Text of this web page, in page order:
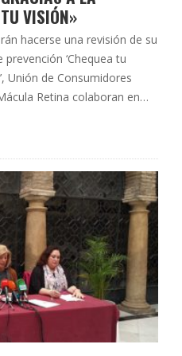
VISIÓN»
hacerse una revisión de su
‘Chequea tu
Unión de Consumidores
Retina colaboran en
11:00 a 20:30 horas …